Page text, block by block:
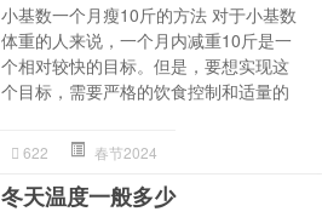
小基数一个月瘦10斤的方法 对于小基数
体重的人来说，一个月内减重10斤是一
个相对较快的目标。但是，要想实现这
个目标，需要严格的饮食控制和适量的
622 春节2024
冬天温度一般多少